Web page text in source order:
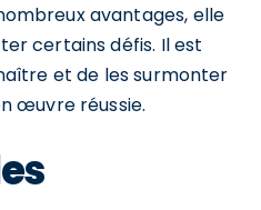
avantages, elle
certains défis. Il est
et de les surmonter
œuvre réussie.